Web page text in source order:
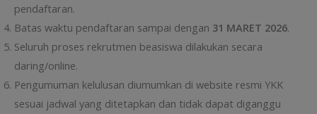
pendaftaran.
Batas waktu pendaftaran sampai dengan 31 MARET 2026.
Seluruh proses rekrutmen beasiswa dilakukan secara
daring/online.
Pengumuman kelulusan diumumkan di website resmi YKK
sesuai jadwal yang ditetapkan dan tidak dapat diganggu